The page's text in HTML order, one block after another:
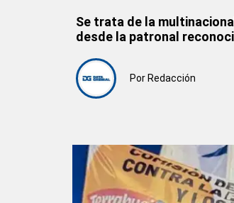
Se trata de la
desde la patronal
Por Redacción